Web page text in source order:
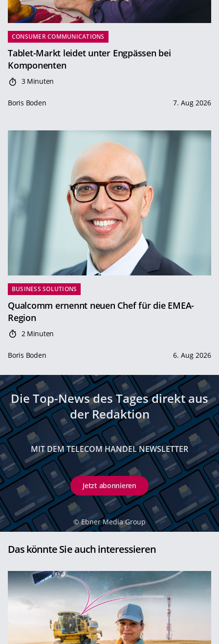
CONSUMER COMMUNICATIONS
Tablet-Markt leidet unter Engpässen bei
Komponenten
3 Minuten
Boris Boden 7. Aug 2026
BUSINESS SOLUTIONS
Qualcomm ernennt neuen Chef für die EMEA-
Region
2 Minuten
Boris Boden 6. Aug 2026
Die Top-News des Tages direkt aus
der Redaktion
MIT DEM TELECOM HANDEL NEWSLETTER
Jetzt abonnieren
© Ebner Media Group
Das könnte Sie auch interessieren